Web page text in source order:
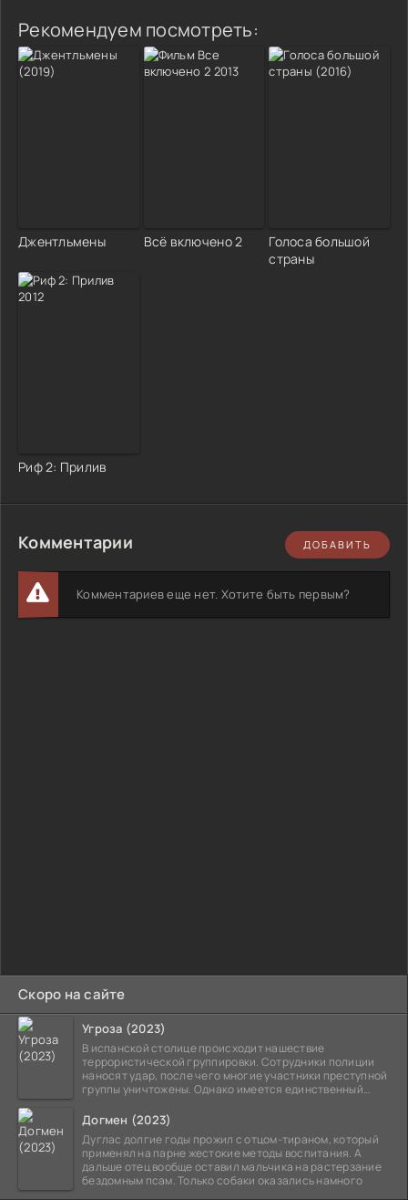
Скоро на сайте
Угроза (2023)
В испанской столице происходит нашествие
террористической группировки. Сотрудники полиции
наносят удар, после чего многие участники преступной
группы уничтожены. Однако имеется единственный
Догмен (2023)
Дуглас долгие годы прожил с отцом-тираном, который
применял на парне жестокие методы воспитания. А
дальше отец вообще оставил мальчика на растерзание
бездомным псам. Только собаки оказались намного
Рекомендуем посмотреть:
Джентльмены Всё включено 2
Голоса большой
страны
Риф 2: Прилив
Комментарии ДОБАВИТЬ
Комментариев еще нет. Хотите быть первым?